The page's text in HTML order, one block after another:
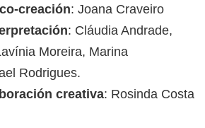
creación: Joana Craveiro
: Cláudia Andrade,
Moreira, Marina
Rodrigues.
creativa: Rosinda Costa